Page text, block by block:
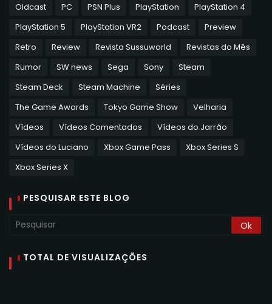
Oldcast
PC PSN Plus PlayStation
PlayStation 4
PlayStation 5
PlayStation VR2 Podcast
Preview
Retro
Review Revista Sussuworld
Revistas do Mês
Rumor
SW news Sega Sony
Steam
Steam Deck
Steam Machine
Séries
The Game Awards
Tokyo Game Show
Velharia
Vídeos
Vídeos Comentados
Vídeos do Jarrão
Vídeos do Luciano
Xbox Game Pass
Xbox Series S
Xbox Series X
PESQUISAR ESTE BLOG
TOTAL DE VISUALIZAÇÕES